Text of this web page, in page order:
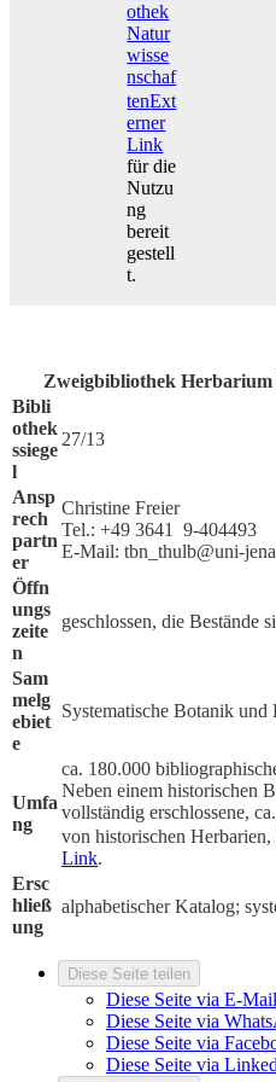
othek
Natur
wisse
nschaf
tenExt
erner
Link
für die
Nutzu
ng
bereit
gestell
t.
Zweigbibliothek Herbarium
Bibli
othek
ssiege
l
27/13
Ansp
rech
partn
er
Christine Freier
Tel.: +49 3641 9-404493
E-Mail: tbn_thulb@uni-
Öffn
ungs
zeite
n
geschlossen, die Bestände
Sam
melg
ebiet
e
Systematische Botanik und
Umfa
ng
ca. 180.000
Neben einem historischen
vollständig erschlossene,
von historischen
Link.
Ersc
hließ
ung
alphabetischer Katalog;
Diese Seite teilen
Diese Seite via E-
Diese Seite via
Diese Seite via
Diese Seite via